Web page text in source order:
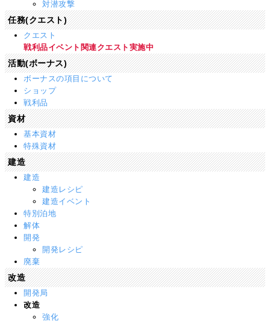
対潜攻撃
任務(クエスト)
クエスト
戦利品イベント関連クエスト実施中
活動(ボーナス)
ボーナスの項目について
ショップ
戦利品
資材
基本資材
特殊資材
建造
建造
建造レシピ
建造イベント
特別泊地
解体
開発
開発レシピ
廃棄
改造
開発局
改造
強化